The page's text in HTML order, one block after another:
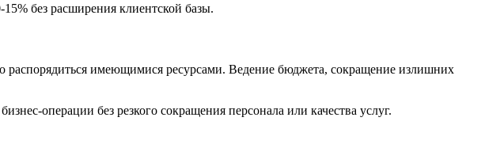
без расширения клиентской базы.
имеющимися ресурсами. Ведение бюджета, сокращение излишних
операции без резкого сокращения персонала или качества услуг.